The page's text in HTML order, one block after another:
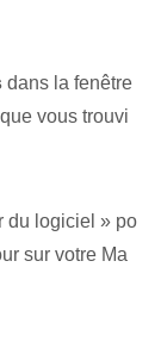
dans la fenêtre
vous trouvi
du logiciel » po
sur votre Ma